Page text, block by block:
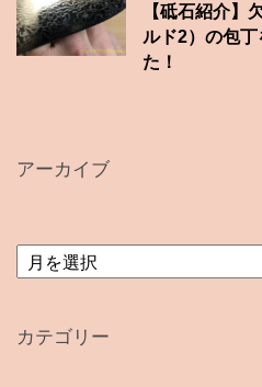
【砥石紹介】
ルド2）の包
た！
アーカイブ
ア
ー
ブ
カテゴリー